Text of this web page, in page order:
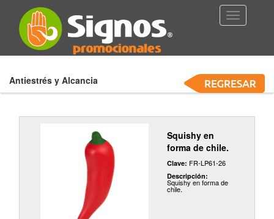
Toggle
Navigation
Antiestrés y Alcancia
Squishy en
forma de chile.
Clave: FR-LP61-26
Descripción:
Squishy en forma de
chile.